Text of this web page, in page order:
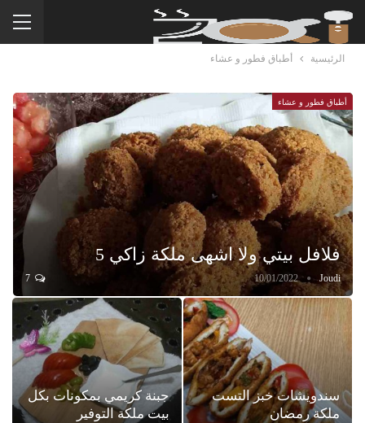
الرئيسية أطباق فطور و عشاء
أطباق فطور و عشاء
فلافل بيتي ولا اشهى ملكة زاكي 5
Joudi
10/01/2022
سندويشات خبز التست
ملكة رمضان
جبنة كريمي بمكونات بكل
بيت ملكة التوفير